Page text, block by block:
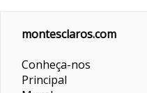
montesclaros.com
Conheça-nos
Principal